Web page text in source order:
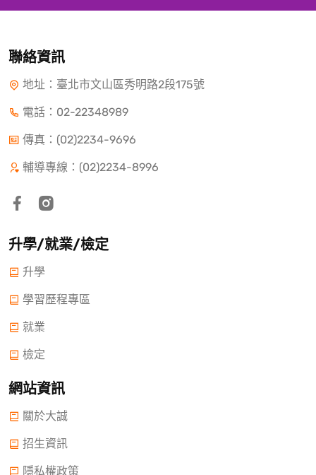
聯絡資訊
地址：臺北市文山區秀明路2段175號
電話： 02-22348989
傳真：(02)2234-9696
輔導專線：(02)2234-8996
升學/就業/檢定
升學
學習歷程專區
就業
檢定
網站資訊
關於大誠
招生資訊
隱私權政策